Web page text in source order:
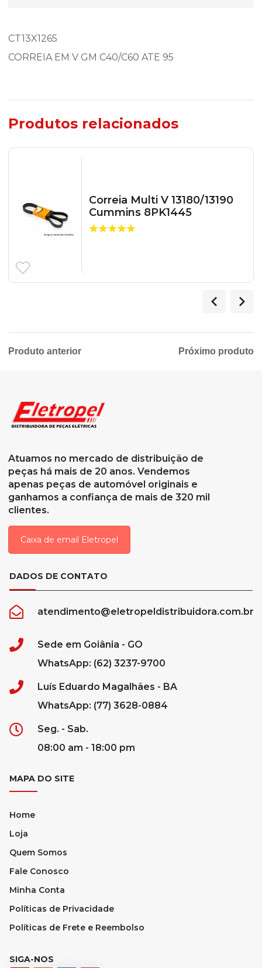
CT13X1265
CORREIA EM V GM C40/C60 ATE 95
Produtos relacionados
Correia Multi V 13180/13190
Cummins 8PK1445
Produto anterior Próximo produto
Atuamos no mercado de distribuição de
peças há mais de 20 anos. Vendemos
apenas peças de automóvel originais e
ganhamos a confiança de mais de 320 mil
clientes.
Caixa de email Eletropel
DADOS DE CONTATO
atendimento@eletropeldistribuidora.com.br
Sede em Goiânia - GO
WhatsApp: (62) 3237-9700
Luís Eduardo Magalhães - BA
WhatsApp: (77) 3628-0884
Seg. - Sab.
08:00 am - 18:00 pm
MAPA DO SITE
Home
Loja
Quem Somos
Fale Conosco
Minha Conta
Políticas de Privacidade
Políticas de Frete e Reembolso
SIGA-NOS